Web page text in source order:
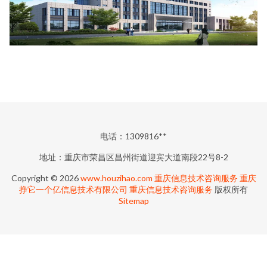
电话：1309816**
地址：重庆市荣昌区昌州街道迎宾大道南段22号8-2
Copyright © 2026www.houzihao.com 重庆信息技术咨询服务 重庆
挣它一个亿信息技术有限公司 重庆信息技术咨询服务 版权所有
Sitemap